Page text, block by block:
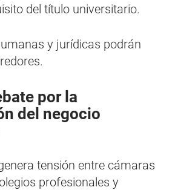
del título universitario.
y jurídicas podrán
por la
del negocio
tensión entre cámaras
profesionales y